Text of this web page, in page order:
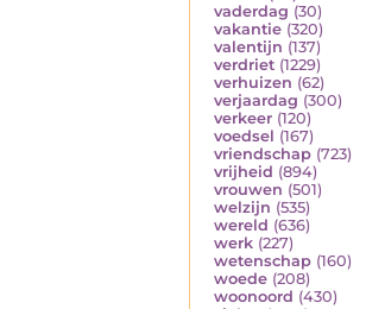
vaderdag (30)
vakantie (320)
valentijn (137)
verdriet (1229)
verhuizen (62)
verjaardag (300)
verkeer (120)
voedsel (167)
vriendschap (723)
vrijheid (894)
vrouwen (501)
welzijn (535)
wereld (636)
werk (227)
wetenschap (160)
woede (208)
woonoord (430)